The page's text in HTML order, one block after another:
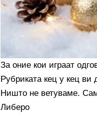
За оние кои играат
Рубриката кец у кец ви
Ништо не ветуваме.
Либеро